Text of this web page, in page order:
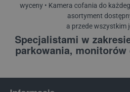
wyceny • Kamera cofania do
asortyment
a przede wszystkim
Specjalistami w
parkowania,